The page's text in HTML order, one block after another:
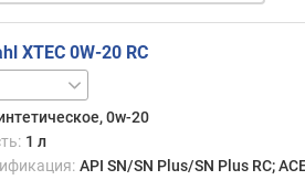
XTEC 0W-20 RC
0w-20
1 л
API SN/SN Plus/SN Plus RC;